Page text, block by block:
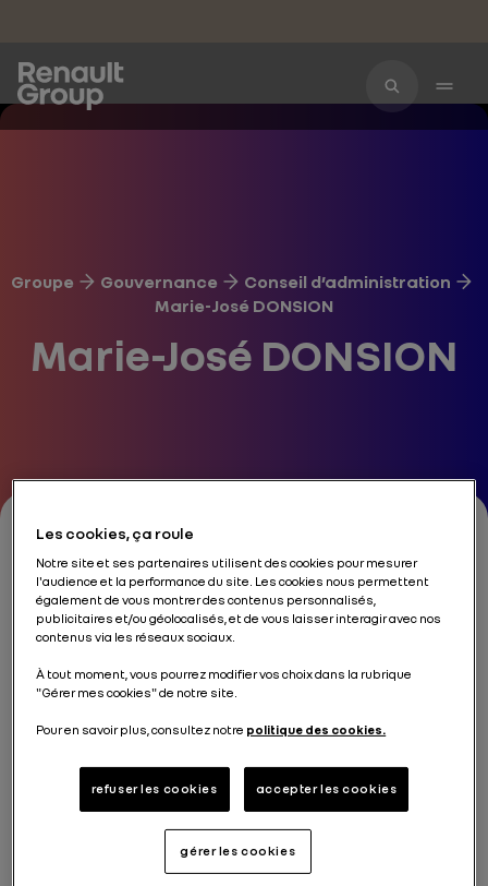
Groupe Gouvernance
Conseil d’administration
Marie-José DONSION
Marie-José DONSION
Marie-José DONSION
Administratrice indépendante
Comités: Membre du Comité de l’Audit et des Risques
Date d'échéance (AG): 2030
Mandats et autres fonctions en cours :
Les cookies, ça roule
Notre site et ses partenaires utilisent des cookies pour mesurer
l'audience et la performance du site. Les cookies nous permettent
également de vous montrer des contenus personnalisés,
publicitaires et/ou géolocalisés, et de vous laisser interagir avec nos
contenus via les réseaux sociaux.
À tout moment, vous pourrez modifier vos choix dans la rubrique
"Gérer mes cookies" de notre site.
Pour en savoir plus, consultez notre politique des cookies.
refuser les cookies accepter les cookies
gérer les cookies